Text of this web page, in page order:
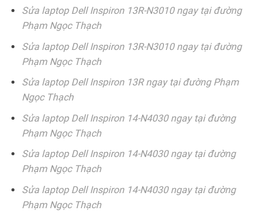
Sửa laptop Dell Inspiron 13R-N3010 ngay tại đường
Phạm Ngọc Thạch
Sửa laptop Dell Inspiron 13R-N3010 ngay tại đường
Phạm Ngọc Thạch
Sửa laptop Dell Inspiron 13R ngay tại đường Phạm
Ngọc Thạch
Sửa laptop Dell Inspiron 14-N4030 ngay tại đường
Phạm Ngọc Thạch
Sửa laptop Dell Inspiron 14-N4030 ngay tại đường
Phạm Ngọc Thạch
Sửa laptop Dell Inspiron 14-N4030 ngay tại đường
Phạm Ngọc Thạch